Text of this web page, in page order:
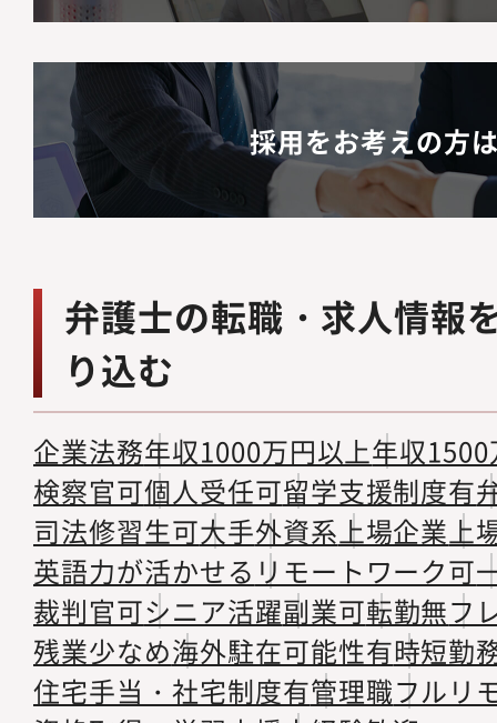
採用をお考えの方
弁護士の転職・求人情報
り込む
企業法務年収1000万円以上年収
検察官可個人受任可留学支援制度有
司法修習生可大手外資系上場企業上
英語力が活かせる リモートワーク可
裁判官可シニア活躍副業可転勤無フ
残業少なめ海外駐在可能性有時短勤
住宅手当・社宅制度有管理職フルリ